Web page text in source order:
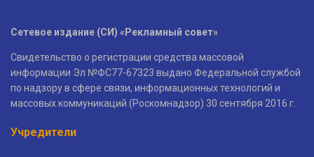
Сетевое издание (СИ) «Рекламный совет»
Свидетельство о регистрации средства массовой
информации Эл №ФС77-67323 выдано Федеральной службой
по надзору в сфере связи, информационных технологий и
массовых коммуникаций (Роскомнадзор) 30 сентября 2016 г.
Учредители